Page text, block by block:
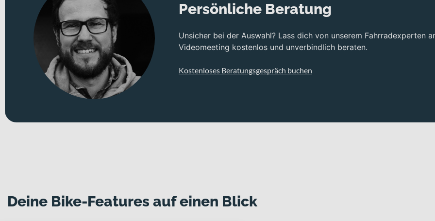
Persönliche Beratung
Unsicher bei der Auswahl? Lass dich von unserem Fahrradexperten
Videomeeting kostenlos und unverbindlich beraten.
Kostenloses Beratungsgespräch buchen
Deine Bike-Features auf einen Blick